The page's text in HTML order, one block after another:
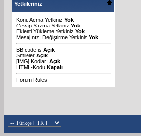
Yetkileriniz
Konu Acma Yetkiniz Yok
Cevap Yazma Yetkiniz Yok
Eklenti Yükleme Yetkiniz Yok
Mesajınızı Değiştirme Yetkiniz Yok
BB code is Açık
Smileler Açık
[IMG] Kodları Açık
HTML-Kodu Kapalı
Forum Rules